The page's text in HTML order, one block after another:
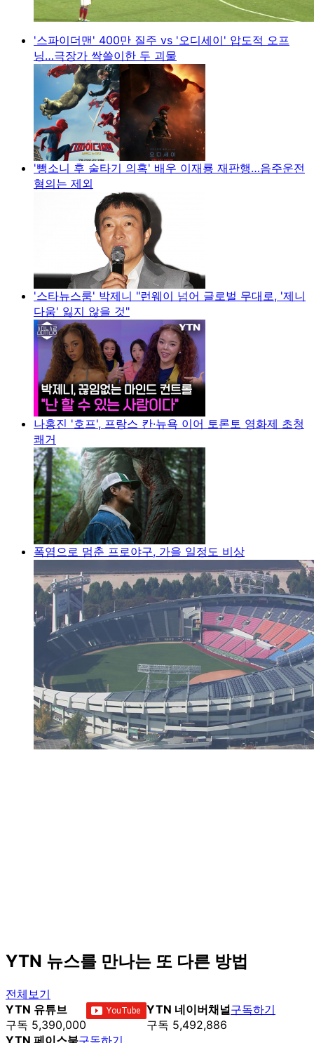
'스파이더맨' 400만 질주 vs '오디세이' 압도적 오프
닝…극장가 싹쓸이한 두 괴물
'뺑소니 후 술타기 의혹' 배우 이재룡 재판행…음주운전
혐의는 제외
'스타뉴스룸' 박제니 "런웨이 넘어 글로벌 무대로, '제니
다움' 잃지 않을 것"
나홍진 '호프', 프랑스 칸·뉴욕 이어 토론토 영화제 초청
쾌거
폭염으로 멈춘 프로야구, 가을 일정도 비상
YTN 뉴스를 만나는 또 다른 방법
전체보기
YTN 유튜브
구독 5,390,000
YTN 네이버채널
구독 5,492,886
구독하기
YTN 페이스북구독하기